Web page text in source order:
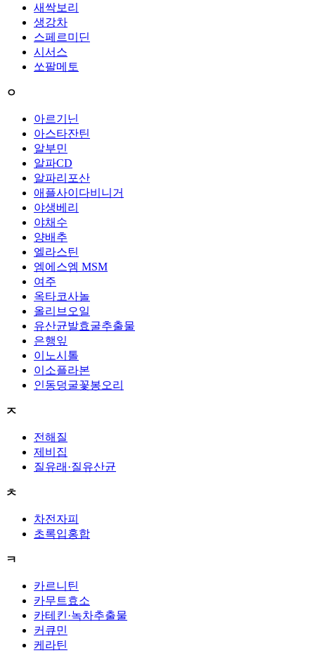
새싹보리
생강차
스페르미딘
시서스
쏘팔메토
ㅇ
아르기닌
아스타잔틴
알부민
알파CD
알파리포산
애플사이다비니거
야생베리
야채수
양배추
엘라스틴
엠에스엠 MSM
여주
옥타코사놀
올리브오일
유산균발효굴추출물
은행잎
이노시톨
이소플라본
인동덩굴꽃봉오리
ㅈ
전해질
제비집
질유래·질유산균
ㅊ
차전자피
초록입홍합
ㅋ
카르니틴
카무트효소
카테킨·녹차추출물
커큐민
케라틴